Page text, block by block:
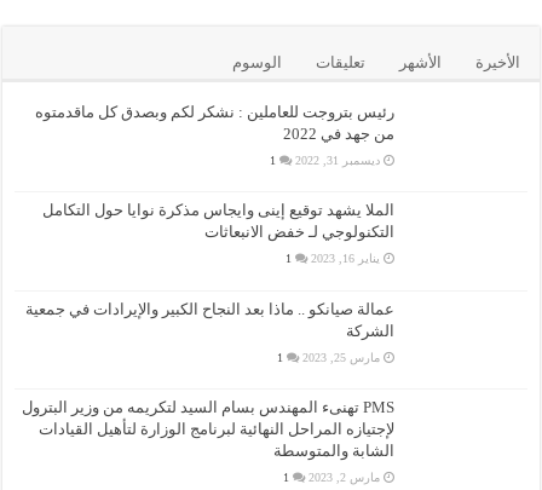
الأخيرة الأشهر تعليقات الوسوم
رئيس بتروجت للعاملين : نشكر لكم وبصدق كل ماقدمتوه
من جهد في 2022
ديسمبر 31, 2022 1
الملا يشهد توقيع إينى وايجاس مذكرة نوايا حول التكامل
التكنولوجي لـ خفض الانبعاثات
يناير 16, 2023 1
عمالة صيانكو .. ماذا بعد النجاح الكبير والإيرادات في جمعية
الشركة
مارس 25, 2023 1
PMS تهنىء المهندس بسام السيد لتكريمه من وزير البترول
لإجتيازه المراحل النهائية لبرنامج الوزارة لتأهيل القيادات
الشابة والمتوسطة
مارس 2, 2023 1